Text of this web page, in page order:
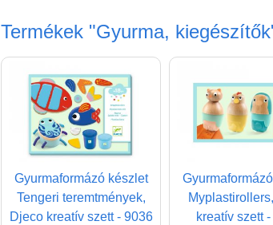
Termékek "Gyurma,
Gyurmaformázó készlet
Tengeri teremtmények,
Djeco kreatív szett - 9036
kreatív szett